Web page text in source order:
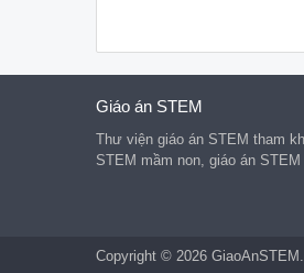
Giáo án STEM
Thư viện giáo án STEM tham
STEM mầm non, giáo án
Copyright © 2026